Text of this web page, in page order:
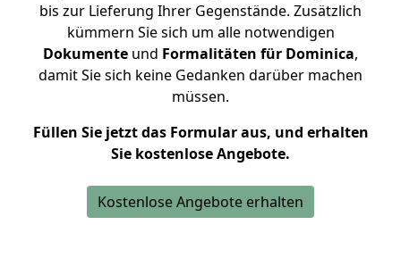
bis zur Lieferung Ihrer Gegenstände. Zusätzlich
kümmern Sie sich um alle notwendigen
Dokumente und Formalitäten für Dominica,
damit Sie sich keine Gedanken darüber machen
müssen.
Füllen Sie jetzt das Formular aus, und erhalten
Sie kostenlose Angebote.
Kostenlose Angebote erhalten